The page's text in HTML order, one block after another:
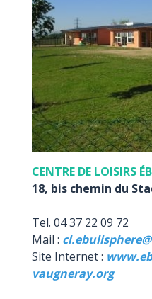
CENTRE DE LOISIRS
18, bis chemin du
Tel. 04 37 22 09 72
Mail :
Site Internet :
vaugneray.org